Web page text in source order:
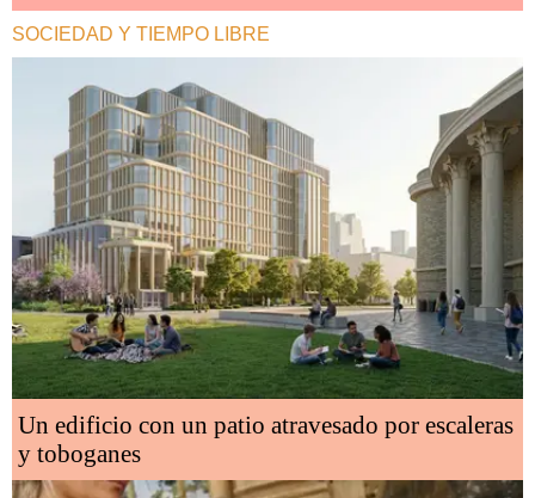
SOCIEDAD Y TIEMPO LIBRE
Un edificio con un patio atravesado por escaleras
y toboganes